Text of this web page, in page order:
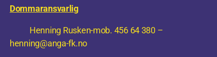
Dommaransvarlig
Henning Rusken-mob. 456 64 380 –
henning@anga-fk.no